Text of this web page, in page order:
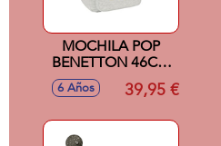
MOCHILA POP
BENETTON 46CM
ADAPTABLE
6 Años 39,95 €